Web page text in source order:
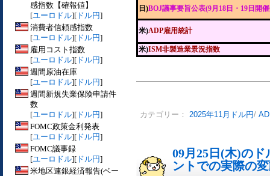
感指数【確報値】
[ユーロドル][ ドル円]
消費者信頼感指数
[ユーロドル][ ドル円]
雇用コスト指数
[ユーロドル][ ドル円]
週間原油在庫
[ユーロドル][ ドル円]
週間新規失業保険申請件
数
[ユーロドル][ ドル円]
FOMC政策金利発表
[ユーロドル][ ドル円]
FOMC議事録
[ユーロドル][ ドル円]
米地区連銀経済報告(ベー
日)BOJ議事要旨公表(9月18日・19日開
米)ADP雇用統計
米)ISM非製造業景況指数
カテゴリー： 2025年11月ドル円/
09月25日(木)の
ントでの実際の